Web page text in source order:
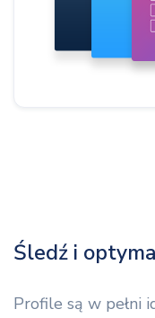
Śledź i
Profile są w pełni